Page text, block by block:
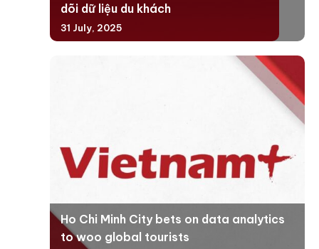
dõi dữ liệu du khách
31 July, 2025
Ho Chi Minh City bets on data analytics
to woo global tourists